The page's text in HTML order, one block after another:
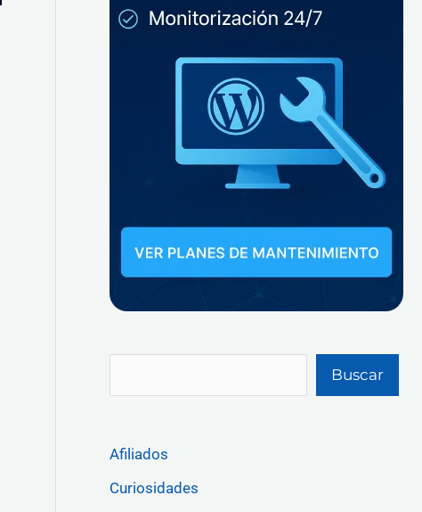
Buscar
Afiliados
Curiosidades